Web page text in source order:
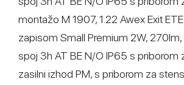
montažo M 1907, 1.22 Awex Exit
zapisom Small Premium 2W, 270lm,
spoj 3h AT BE N/O IP65 s priborom
zasilni izhod PM, s priborom za